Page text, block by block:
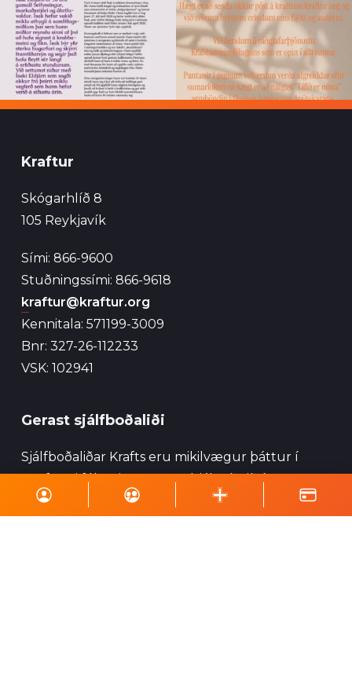
Kraftur
Skógarhlíð 8
105 Reykjavík
Sími: 866-9600
Stuðningssími: 866-9618
kraftur@kraftur.org
Kennitala: 571199-3009
Bnr: 327-26-112233
VSK: 102941
Gerast sjálfboðaliði
Sjálfboðaliðar Krafts eru mikilvægur þáttur í
starfsemi félagsins og geta hjálpað við ýmsa
viðburði, perlun og annað eins.